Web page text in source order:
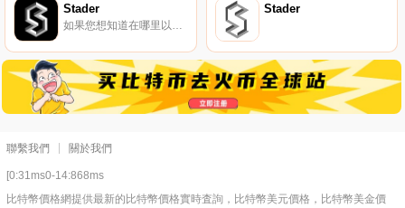
Stader Stader
聯繫我們 關於我們
[0:31ms0-14:868ms
比特幣價格網提供最新的比特幣價格實時査詢，比特幣美元價格，比特幣美金價